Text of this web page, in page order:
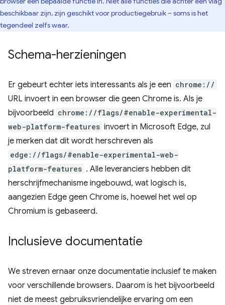
beschikbaar zijn, zijn geschikt voor productiegebruik – soms is het
tegendeel zelfs waar.
Schema-herzieningen
Er gebeurt echter iets interessants als je een chrome://
URL invoert in een browser die geen Chrome is. Als je
bijvoorbeeld chrome://flags/#enable-experimental-
web-platform-features invoert in Microsoft Edge, zul
je merken dat dit wordt herschreven als
edge://flags/#enable-experimental-web-
platform-features . Alle leveranciers hebben dit
herschrijfmechanisme ingebouwd, wat logisch is,
aangezien Edge geen Chrome is, hoewel het wel op
Chromium is gebaseerd.
Inclusieve documentatie
We streven ernaar onze documentatie inclusief te maken
voor verschillende browsers. Daarom is het bijvoorbeeld
niet de meest gebruiksvriendelijke ervaring om een